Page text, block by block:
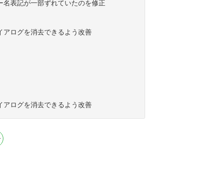
表記が一部ずれていたのを修正
ログを消去できるよう改善
ログを消去できるよう改善